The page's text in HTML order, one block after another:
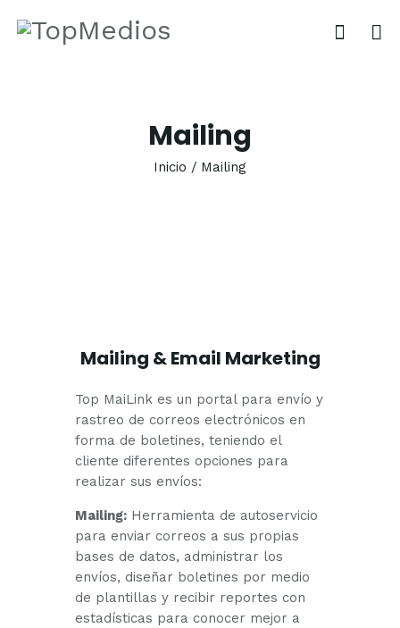
Mailing
Inicio Mailing
NOSOTROS
Mailing & Email Marketing
Top MaiLink es un portal para envío y
rastreo de correos electrónicos en
forma de boletines, teniendo el
cliente diferentes opciones para
realizar sus envíos:
Mailing: Herramienta de autoservicio
para enviar correos a sus propias
bases de datos, administrar los
envíos, diseñar boletines por medio
de plantillas y recibir reportes con
estadísticas para conocer mejor a